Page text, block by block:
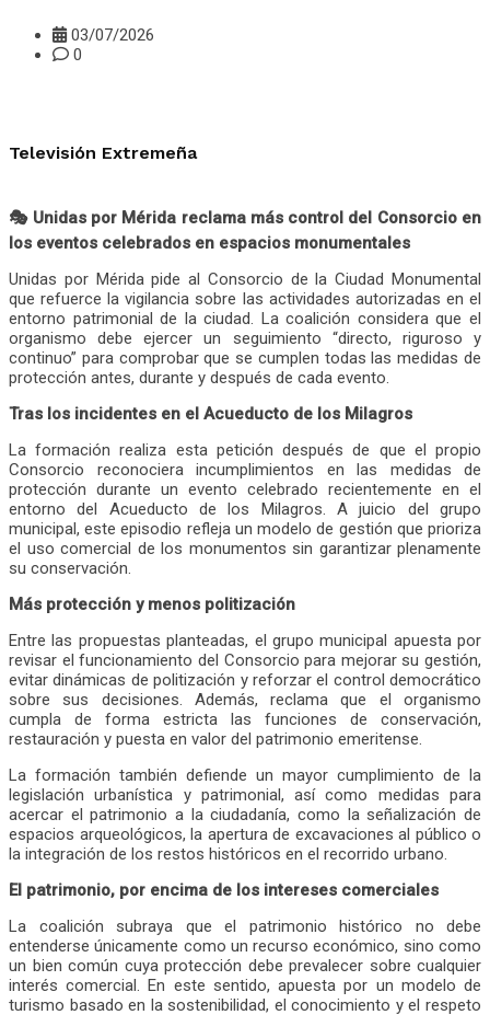
03/07/2026
0
Televisión Extremeña
🎭 Unidas por Mérida reclama más control del Consorcio en
los eventos celebrados en espacios monumentales
Unidas por Mérida pide al Consorcio de la Ciudad Monumental
que refuerce la vigilancia sobre las actividades autorizadas en el
entorno patrimonial de la ciudad. La coalición considera que el
organismo debe ejercer un seguimiento “directo, riguroso y
continuo” para comprobar que se cumplen todas las medidas de
protección antes, durante y después de cada evento.
Tras los incidentes en el Acueducto de los Milagros
La formación realiza esta petición después de que el propio
Consorcio reconociera incumplimientos en las medidas de
protección durante un evento celebrado recientemente en el
entorno del Acueducto de los Milagros. A juicio del grupo
municipal, este episodio refleja un modelo de gestión que prioriza
el uso comercial de los monumentos sin garantizar plenamente
su conservación.
Más protección y menos politización
Entre las propuestas planteadas, el grupo municipal apuesta por
revisar el funcionamiento del Consorcio para mejorar su gestión,
evitar dinámicas de politización y reforzar el control democrático
sobre sus decisiones. Además, reclama que el organismo
cumpla de forma estricta las funciones de conservación,
restauración y puesta en valor del patrimonio emeritense.
La formación también defiende un mayor cumplimiento de la
legislación urbanística y patrimonial, así como medidas para
acercar el patrimonio a la ciudadanía, como la señalización de
espacios arqueológicos, la apertura de excavaciones al público o
la integración de los restos históricos en el recorrido urbano.
El patrimonio, por encima de los intereses comerciales
La coalición subraya que el patrimonio histórico no debe
entenderse únicamente como un recurso económico, sino como
un bien común cuya protección debe prevalecer sobre cualquier
interés comercial. En este sentido, apuesta por un modelo de
turismo basado en la sostenibilidad, el conocimiento y el respeto